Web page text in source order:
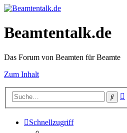
Beamtentalk.de
Das Forum von Beamten für Beamte
Zum Inhalt
Schnellzugriff